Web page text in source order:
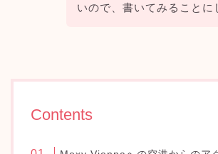
いので、書いてみることに
Contents